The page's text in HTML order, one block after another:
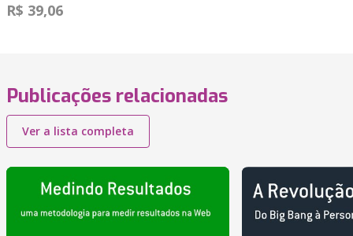
R$ 39,06
Publicações relacionadas
Ver a lista completa